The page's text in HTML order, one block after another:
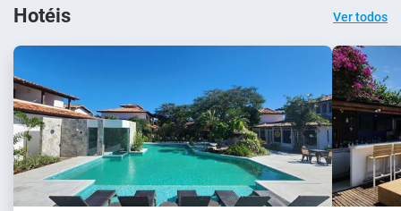
Hotéis Ver todos